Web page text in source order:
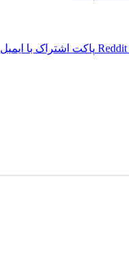
Reddit پاکت اشتراک با ایمیل